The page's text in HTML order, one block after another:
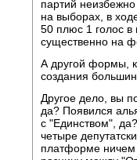
партий
на выборах, в
50 плюс 1 голос в
существенно на
А другой формы,
создания
Другое дело, вы
да? Появился
с "Единством",
четыре
платформе ничем